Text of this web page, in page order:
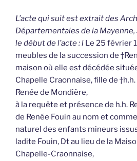
L’acte qui suit est extrait des
Départementales de la Mayenne,
le début de l’acte : l Le 25 février
meubles de la succession de
maison où elle est décédée
Chapelle Craonnaise, fille de
Renée de Mondière,
à la requête et présence de h.h.
de Renée Fouin au nom et
naturel des enfants mineurs
ladite Fouin, Dt au lieu de la
Chapelle-Craonnaise,